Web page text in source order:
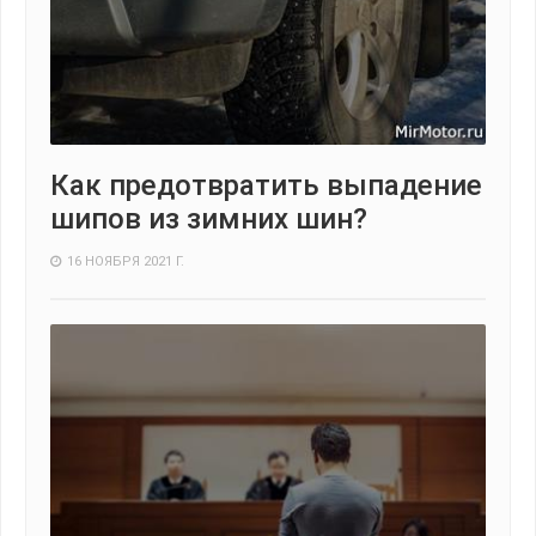
Как предотвратить выпадение
шипов из зимних шин?
16 НОЯБРЯ 2021 Г.